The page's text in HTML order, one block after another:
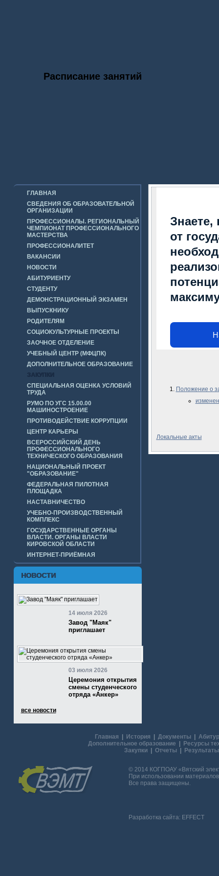
Расписание занятий
2026 ГОД ЕДИНСТВА НАРОДОВ
РОССИИ
90-летие Кировской области
ГЛАВНАЯ
СВЕДЕНИЯ ОБ ОБРАЗОВАТЕЛЬНОЙ
ОРГАНИЗАЦИИ
ПРОФЕССИОНАЛЫ. РЕГИОНАЛЬНЫЙ
ЧЕМПИОНАТ ПРОФЕССИОНАЛЬНОГО
МАСТЕРСТВА
ПРОФЕССИОНАЛИТЕТ
ВАКАНСИИ
НОВОСТИ
АБИТУРИЕНТУ
СТУДЕНТУ
ДЕМОНСТРАЦИОННЫЙ ЭКЗАМЕН
ВЫПУСКНИКУ
РОДИТЕЛЯМ
СОЦИОКУЛЬТУРНЫЕ ПРОЕКТЫ
ЗАОЧНОЕ ОТДЕЛЕНИЕ
УЧЕБНЫЙ ЦЕНТР (МФЦПК)
ДОПОЛНИТЕЛЬНОЕ ОБРАЗОВАНИЕ
ЗАКУПКИ
СПЕЦИАЛЬНАЯ ОЦЕНКА УСЛОВИЙ
ТРУДА
РУМО ПО УГС 15.00.00
МАШИНОСТРОЕНИЕ
ПРОТИВОДЕЙСТВИЕ КОРРУПЦИИ
ЦЕНТР КАРЬЕРЫ
ВСЕРОССИЙСКИЙ ДЕНЬ
ПРОФЕССИОНАЛЬНОГО
ТЕХНИЧЕСКОГО ОБРАЗОВАНИЯ
НАЦИОНАЛЬНЫЙ ПРОЕКТ
"ОБРАЗОВАНИЕ"
ФЕДЕРАЛЬНАЯ ПИЛОТНАЯ
ПЛОЩАДКА
НАСТАВНИЧЕСТВО
УЧЕБНО-ПРОИЗВОДСТВЕННЫЙ
КОМПЛЕКС
ГОСУДАРСТВЕННЫЕ ОРГАНЫ
ВЛАСТИ. ОРГАНЫ ВЛАСТИ
КИРОВСКОЙ ОБЛАСТИ
ИНТЕРНЕТ-ПРИЁМНАЯ
НОВОСТИ
14 июля 2026
Завод "Маяк"
приглашает
03 июля 2026
Церемония открытия
смены студенческого
отряда «Анкер»
все новости
Знаете,
от
Положение о
Локальные акты
Главная История Документы|
Дополнительное образование
Ресурсы
Закупки| Отчеты|
© 2014 КОГПОАУ «Вятский
При использовании
Все права защищены.
Разработка сайта: EFFECT